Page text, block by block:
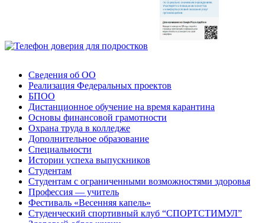
Сведения об ОО
Реализация Федеральных проектов
БПОО
Дистанционное обучение на время карантина
Основы финансовой грамотности
Охрана труда в колледже
Дополнительное образование
Специальности
Истории успеха выпускников
Студентам
Студентам с ограниченными возможностями здоровья
Профессия — учитель
Фестиваль «Весенняя капель»
Студенческий спортивный клуб “СПОРТСТИМУЛ”